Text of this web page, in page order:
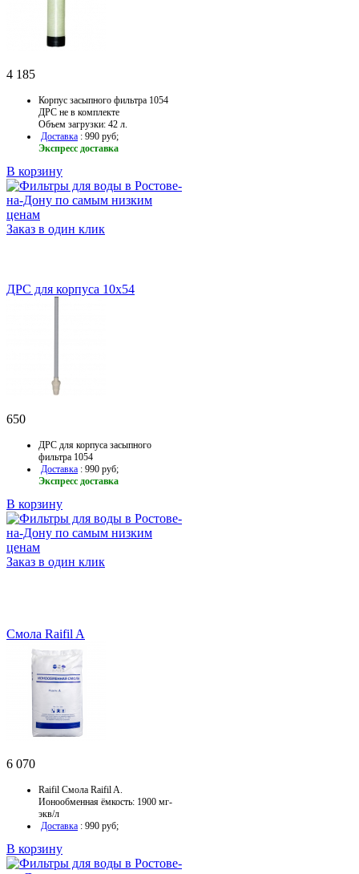
4 185
Корпус засыпного фильтра 1054
ДРС не в комплекте
Объем загрузки: 42 л.
Доставка : 990 руб;
Экспресс доставка
В корзину
Заказ в один клик
ДРС для корпуса 10х54
650
ДРС для корпуса засыпного
фильтра 1054
Доставка : 990 руб;
Экспресс доставка
В корзину
Заказ в один клик
Смола Raifil A
6 070
Raifil Смола Raifil A.
Ионообменная ёмкость: 1900 мг-
экв/л
Доставка : 990 руб;
В корзину